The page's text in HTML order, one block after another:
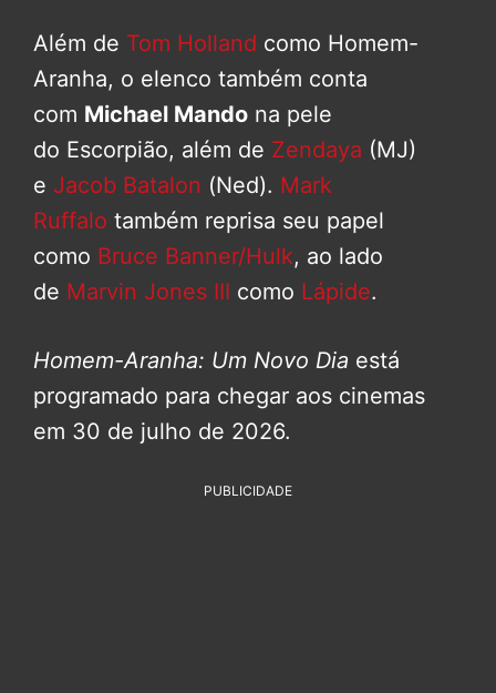
Além de Tom Holland como Homem-
Aranha, o elenco também conta
com Michael Mando na pele
do Escorpião, além de Zendaya (MJ)
e Jacob Batalon (Ned). Mark
Ruffalo também reprisa seu papel
como Bruce Banner/Hulk, ao lado
de Marvin Jones III como Lápide.
Homem-Aranha: Um Novo Dia está
programado para chegar aos cinemas
em 30 de julho de 2026.
PUBLICIDADE